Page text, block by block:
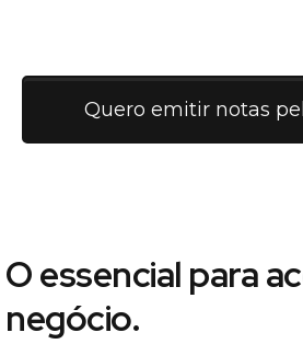
Quero emitir notas
O essencial para
negócio.